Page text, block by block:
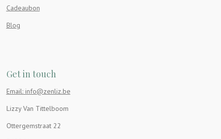
Cadeaubon
Blog
Get in touch
Email: info@zenliz.be
Lizzy Van Tittelboom
Ottergemstraat 22